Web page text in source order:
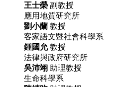
王士榮 副教授
應用地質研究所
劉小蘭 教授
客家語文暨社會科學系
鍾國允 教授
法律與政府研究所
吳沛翊 助理教授
生命科學系